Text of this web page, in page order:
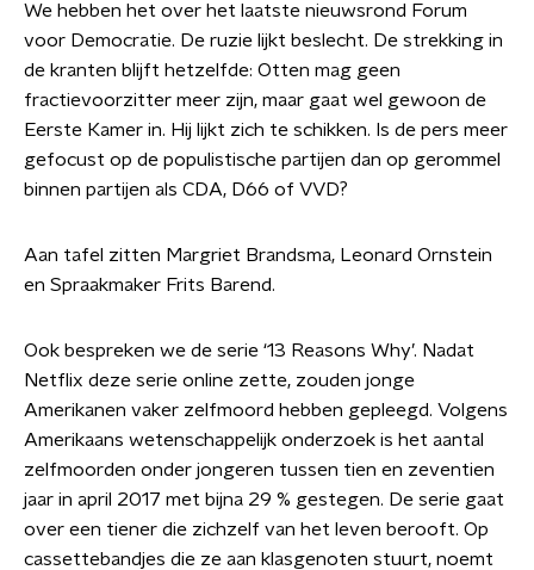
We hebben het over het laatste nieuwsrond Forum
voor Democratie. De ruzie lijkt beslecht. De strekking in
de kranten blijft hetzelfde: Otten mag geen
fractievoorzitter meer zijn, maar gaat wel gewoon de
Eerste Kamer in. Hij lijkt zich te schikken. Is de pers meer
gefocust op de populistische partijen dan op gerommel
binnen partijen als CDA, D66 of VVD?
Aan tafel zitten Margriet Brandsma, Leonard Ornstein
en Spraakmaker Frits Barend.
Ook bespreken we de serie ‘13 Reasons Why’. Nadat
Netflix deze serie online zette, zouden jonge
Amerikanen vaker zelfmoord hebben gepleegd. Volgens
Amerikaans wetenschappelijk onderzoek is het aantal
zelfmoorden onder jongeren tussen tien en zeventien
jaar in april 2017 met bijna 29 % gestegen. De serie gaat
over een tiener die zichzelf van het leven berooft. Op
cassettebandjes die ze aan klasgenoten stuurt, noemt